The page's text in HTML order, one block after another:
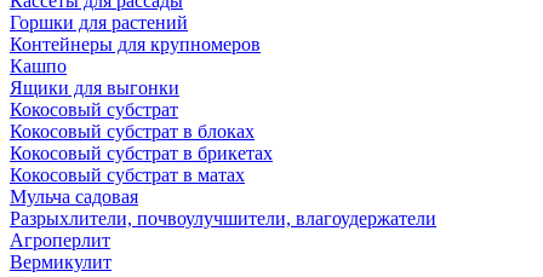
Горшки для растений
Контейнеры для крупномеров
Кашпо
Ящики для выгонки
Кокосовый субстрат
Кокосовый субстрат в блоках
Кокосовый субстрат в брикетах
Кокосовый субстрат в матах
Мульча садовая
Разрыхлители, почвоулучшители, влагоудержатели
Агроперлит
Вермикулит